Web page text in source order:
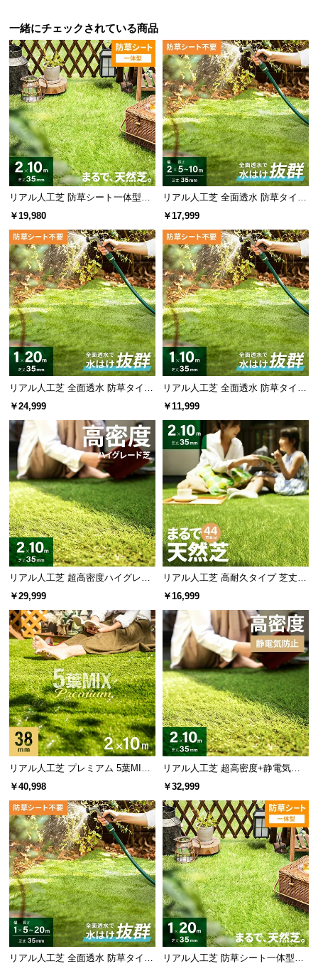
一緒にチェックされている商品
リアル人工芝 防草シート一体型タ
イプ 芝丈35mm 2×10m（自然な見
￥19,980
リアル人工芝 全面透水 防草タイプ
芝丈35mm 2×5~10m
￥17,999
リアル人工芝 全面透水 防草タイプ
芝丈35mm 1×20m
￥24,999
リアル人工芝 全面透水 防草タイプ
芝丈35mm 1×10m
￥11,999
リアル人工芝 超高密度ハイグレー
ド 高耐久タイプ・質感を追求 芝丈
￥29,999
リアル人工芝 高耐久タイプ 芝丈35
mm 2×10m（自然な見た目を追
￥16,999
リアル人工芝 プレミアム 5葉MI
X・質感をさらに追求 芝丈38mm 2
×10m
￥40,998
リアル人工芝 超高密度+静電気防
止 高耐久タイプ・質感を追求 芝丈
35mm 2×10m
￥32,999
リアル人工芝 全面透水 防草タイプ
リアル人工芝 防草シート一体型タ